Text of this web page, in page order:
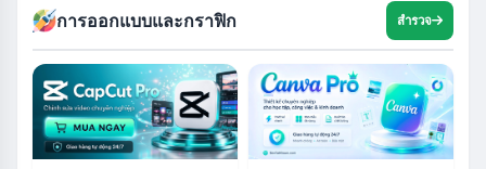
การออกแบบและกราฟิก สำรวจ